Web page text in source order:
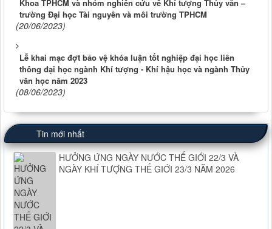
Khoa TPHCM và nhóm nghiên cứu về Khí tượng Thủy văn –
trường Đại học Tài nguyên và môi trường TPHCM
(20/06/2023)
Lễ khai mạc đợt bảo vệ khóa luận tốt nghiệp đại học liên
thông đại học ngành Khí tượng - Khí hậu học và ngành Thủy
văn học năm 2023
(08/06/2023)
Tin mới nhất
HƯỞNG ỨNG NGÀY NƯỚC THẾ GIỚI 22/3 VÀ
NGÀY KHÍ TƯỢNG THẾ GIỚI 23/3 NĂM 2026